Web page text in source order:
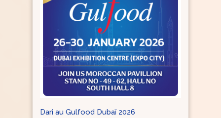
Dari au Gulfood Dubaï 2026